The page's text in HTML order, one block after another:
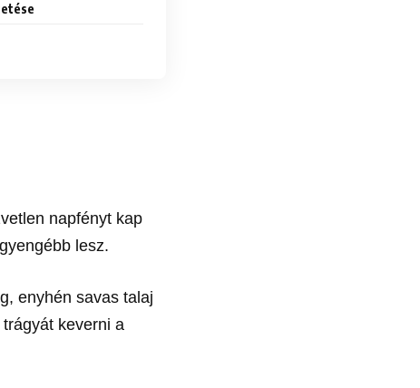
napfényt kap
lesz.
enyhén savas talaj
keverni a